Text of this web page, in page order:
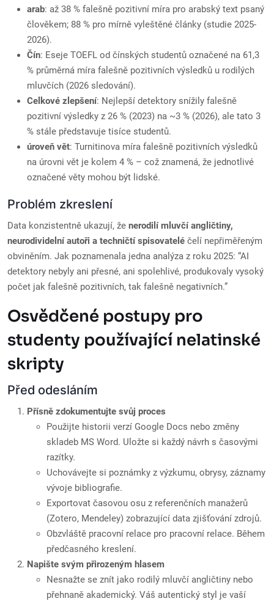
arab: až 38 % falešně pozitivní míra pro arabský text psaný
člověkem; 88 % pro mírně vyleštěné články (studie 2025-
2026).
Čín: Eseje TOEFL od čínských studentů označené na 61,3
% průměrná míra falešně pozitivních výsledků u rodilých
mluvčích (2026 sledování).
Celkové zlepšení: Nejlepší detektory snížily falešně
pozitivní výsledky z 26 % (2023) na ~3 % (2026), ale tato 3
% stále představuje tisíce studentů.
úroveň vět: Turnitinova míra falešně pozitivních výsledků
na úrovni vět je kolem 4 % – což znamená, že jednotlivé
označené věty mohou být lidské.
Problém zkreslení
Data konzistentně ukazují, že nerodilí mluvčí angličtiny,
neurodividelní autoři a techničtí spisovatelé čelí nepřiměřeným
obviněním. Jak poznamenala jedna analýza z roku 2025: “AI
detektory nebyly ani přesné, ani spolehlivé, produkovaly vysoký
počet jak falešně pozitivních, tak falešně negativních.”
Osvědčené postupy pro
studenty používající nelatinské
skripty
Před odesláním
Přísně zdokumentujte svůj proces
Použijte historii verzí Google Docs nebo změny
skladeb MS Word. Uložte si každý návrh s časovými
razítky.
Uchovávejte si poznámky z výzkumu, obrysy, záznamy
vývoje bibliografie.
Exportovat časovou osu z referenčních manažerů
(Zotero, Mendeley) zobrazující data zjišťování zdrojů.
Obzvláště pracovní relace pro pracovní relace. Během
předčasného kreslení.
Napište svým přirozeným hlasem
Nesnažte se znít jako rodilý mluvčí angličtiny nebo
přehnaně akademický. Váš autentický styl je vaší